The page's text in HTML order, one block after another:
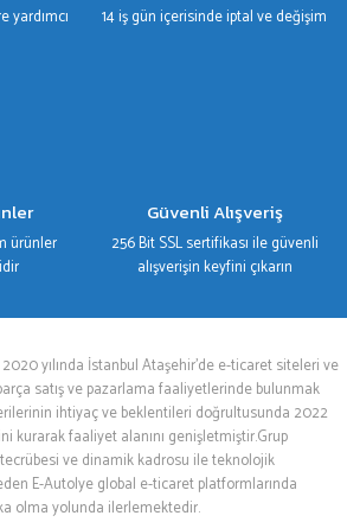
yardımcı
14 iş gün içerisinde iptal ve değişim
ürünler
Güvenli Alışveriş
256 Bit SSL sertifikası ile güvenli
alışverişin keyfini çıkarın
yılında İstanbul Ataşehir’de e-ticaret siteleri ve
satış ve pazarlama faaliyetlerinde bulunmak
ihtiyaç ve beklentileri doğrultusunda 2022
kurarak faaliyet alanını genişletmiştir.Grup
tecrübesi ve dinamik kadrosu ile teknolojik
E-Autolye global e-ticaret platformlarında
olma yolunda ilerlemektedir.